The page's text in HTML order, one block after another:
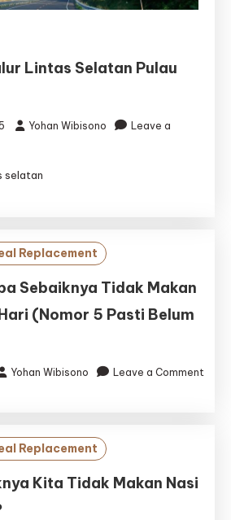
Lintas Selatan Pulau
Yohan Wibisono
Leave a
selatan
Replacement
Sebaiknya Tidak Makan
(Nomor 5 Pasti Belum
Yohan Wibisono
Leave a Comment
Replacement
Kita Tidak Makan Nasi